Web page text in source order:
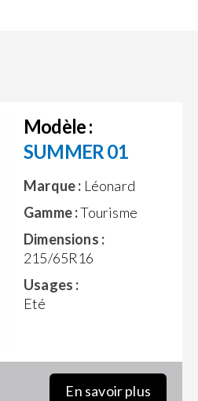
Modèle :
SUMMER 01
Marque : Léonard
Gamme :Tourisme
Dimensions :
215/65R16
Usages :
Eté
En savoir plus